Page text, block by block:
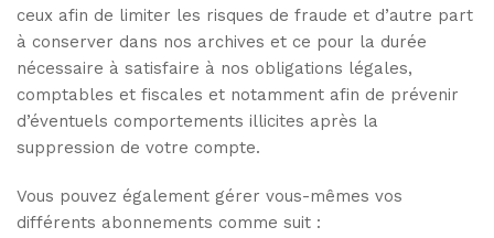
ceux afin de limiter les risques de fraude et d’autre part
à conserver dans nos archives et ce pour la durée
nécessaire à satisfaire à nos obligations légales,
comptables et fiscales et notamment afin de prévenir
d’éventuels comportements illicites après la
suppression de votre compte.
Vous pouvez également gérer vous-mêmes vos
différents abonnements comme suit :